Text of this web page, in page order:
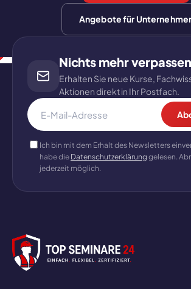
Angebote für
Nichts mehr verpassen
Erhalten Sie neue Kurse,
Aktionen direkt in Ihr Postfach.
Ich bin mit dem Erhalt des Newsletters
habe die Datenschutzerklärung gelesen.
jederzeit möglich.